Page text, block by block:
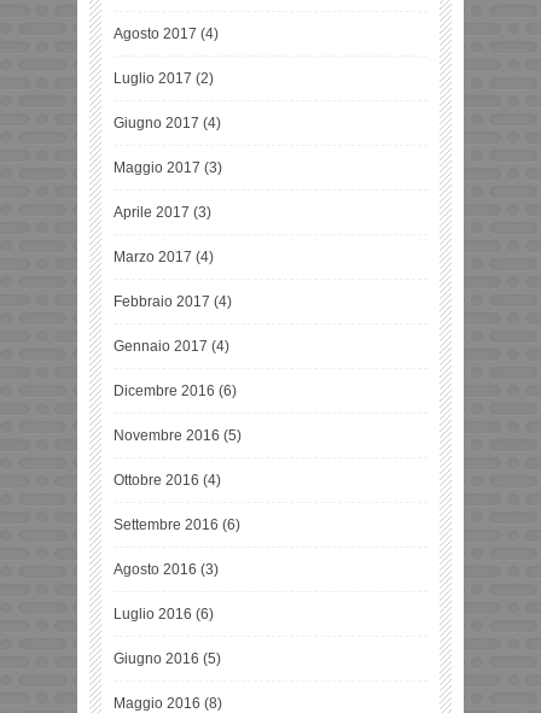
Agosto 2017 (4)
Luglio 2017 (2)
Giugno 2017 (4)
Maggio 2017 (3)
Aprile 2017 (3)
Marzo 2017 (4)
Febbraio 2017 (4)
Gennaio 2017 (4)
Dicembre 2016 (6)
Novembre 2016 (5)
Ottobre 2016 (4)
Settembre 2016 (6)
Agosto 2016 (3)
Luglio 2016 (6)
Giugno 2016 (5)
Maggio 2016 (8)